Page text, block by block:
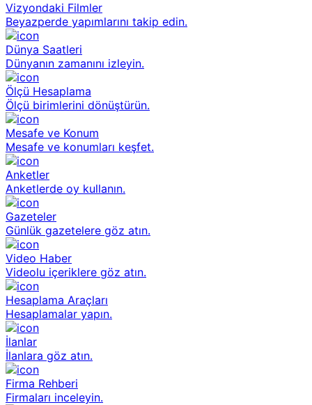
Vizyondaki Filmler
Beyazperde yapımlarını takip edin.
Dünya Saatleri
Dünyanın zamanını izleyin.
Ölçü Hesaplama
Ölçü birimlerini dönüştürün.
Mesafe ve Konum
Mesafe ve konumları keşfet.
Anketler
Anketlerde oy kullanın.
Gazeteler
Günlük gazetelere göz atın.
Video Haber
Videolu içeriklere göz atın.
Hesaplama Araçları
Hesaplamalar yapın.
İlanlar
İlanlara göz atın.
Firma Rehberi
Firmaları inceleyin.